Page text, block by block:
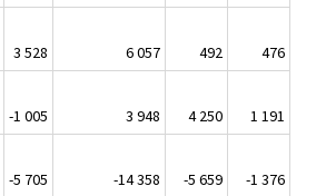
3 528 6 057 492
476
-1 005 3 948 4 250
1 191
-5 705 -14 358 -5 659
-1 376